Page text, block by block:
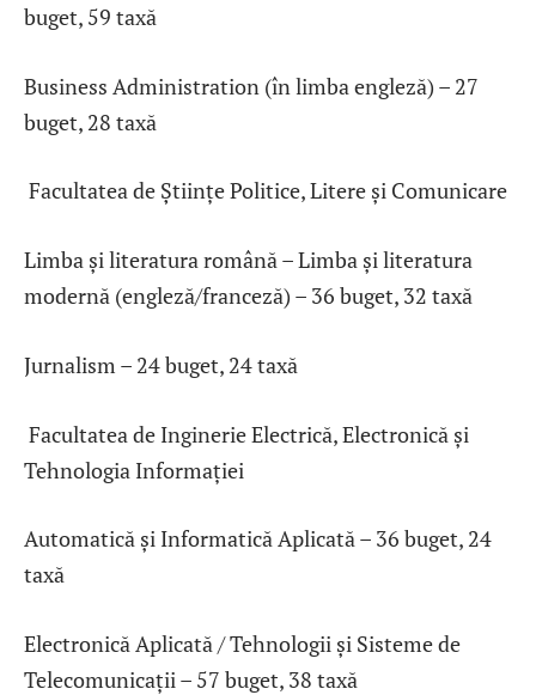
buget, 59 taxă
Business Administration (în limba engleză) – 27
buget, 28 taxă
Facultatea de Științe Politice, Litere și Comunicare
Limba și literatura română – Limba și literatura
modernă (engleză/franceză) – 36 buget, 32 taxă
Jurnalism – 24 buget, 24 taxă
Facultatea de Inginerie Electrică, Electronică și
Tehnologia Informației
Automatică și Informatică Aplicată – 36 buget, 24
taxă
Electronică Aplicată / Tehnologii și Sisteme de
Telecomunicații – 57 buget, 38 taxă